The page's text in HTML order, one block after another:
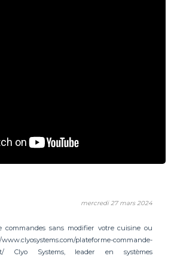
mercredi 27 mars 2024
commandes sans modifier votre cuisine ou
plateforme-commande-
Clyo Systems, leader en systèmes